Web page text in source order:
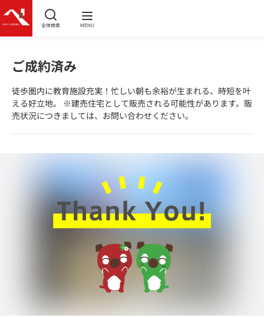
全体検索 MENU
ご成約済み
徒歩圏内に教育施設充実！忙しい朝も余裕が生まれる、時短を叶
える好立地。 ※建売住宅として販売される可能性があります。販
売状況につきましては、お問い合わせください。